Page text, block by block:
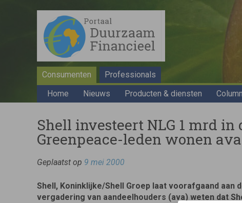
Consumenten
Professionals
Home
Nieuws Producten & diensten
Shell investeert NLG 1 mrd in
Greenpeace-leden wonen
Geplaatst op 9 mei 2000
Shell, Koninklijke/Shell Groep laat voorafgaand aan
vergadering van aandeelhouders (ava) weten dat